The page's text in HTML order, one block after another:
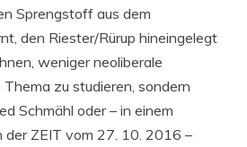
Sprengstoff aus dem
den Riester/Rürup hineingelegt
weniger neoliberale
zu studieren, sondern
Schmähl oder – in einem
der ZEIT vom 27. 10. 2016 –